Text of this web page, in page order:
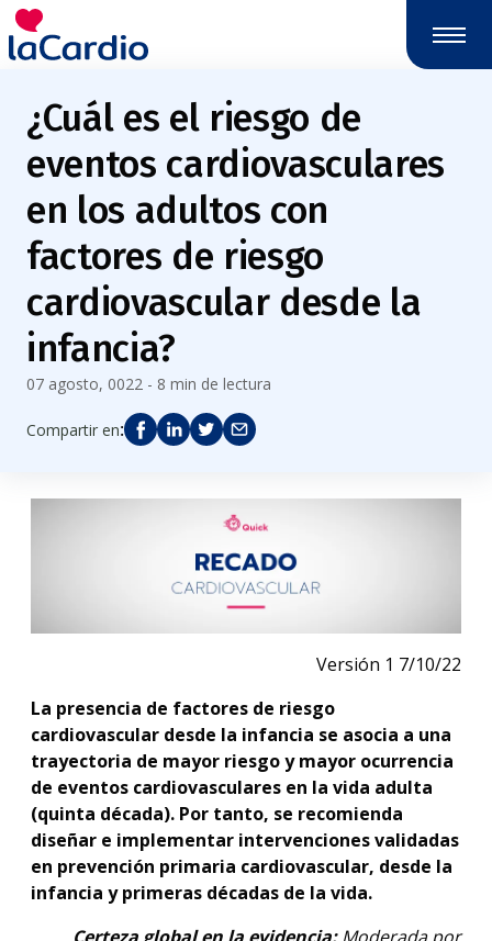
Nota:
este
sitio
incluye
sistema
accesibilidad.
¿Cuál es el riesgo de
eventos cardiovasculares
en los adultos con
factores de riesgo
cardiovascular desde la
infancia?
07 agosto, 0022 - 8 min de lectura
Compartir en:
Versión 1 7/10/22
La presencia de factores de riesgo
cardiovascular desde la infancia se asocia a una
trayectoria de mayor riesgo y mayor ocurrencia
de eventos cardiovasculares en la vida adulta
(quinta década). Por tanto, se recomienda
diseñar e implementar intervenciones validadas
en prevención primaria cardiovascular, desde la
infancia y primeras décadas de la vida.
Certeza global en la evidencia:Moderada por